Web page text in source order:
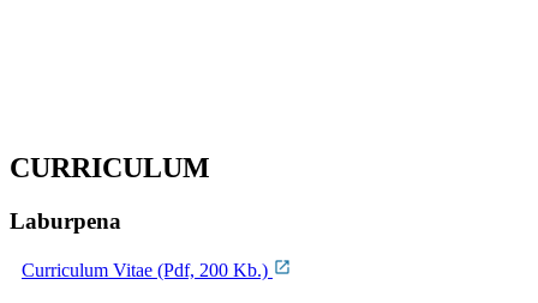
CURRICULUM
Laburpena
Curriculum Vitae (Pdf, 200 Kb.)